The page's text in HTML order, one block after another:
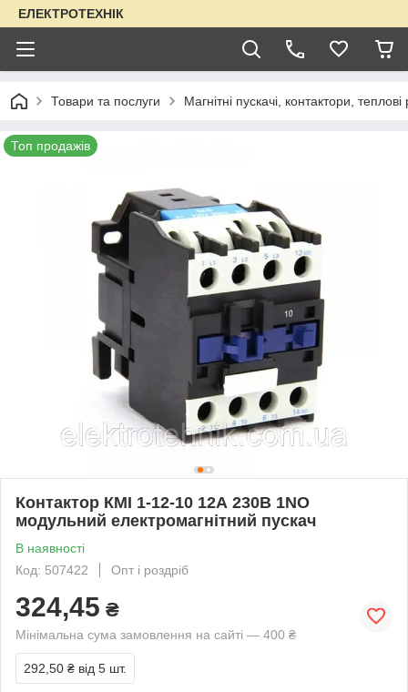
ЕЛЕКТРОТЕХНІК
Товари та послуги Магнітні пускачі, контактори,
Топ продажів
Контактор КМІ 1-12-10 12А 230В 1NO
модульний електромагнітний пускач
В наявності
Код: 507422
Опт і роздріб
324,45 ₴
Мінімальна сума замовлення на сайті — 400 ₴
292,50 ₴ від 5 шт.